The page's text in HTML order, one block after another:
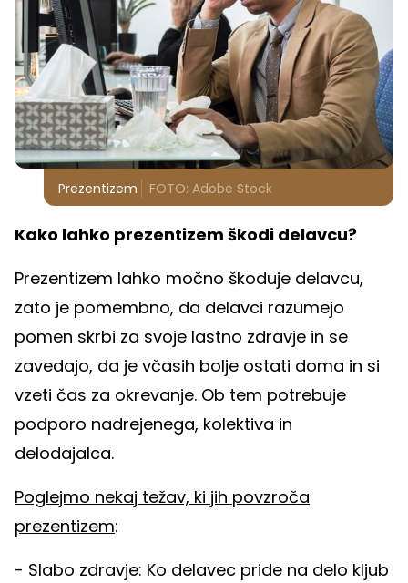
Prezentizem FOTO: Adobe Stock
Kako lahko prezentizem škodi delavcu?
Prezentizem lahko močno škoduje delavcu,
zato je pomembno, da delavci razumejo
pomen skrbi za svoje lastno zdravje in se
zavedajo, da je včasih bolje ostati doma in si
vzeti čas za okrevanje. Ob tem potrebuje
podporo nadrejenega, kolektiva in
delodajalca.
Poglejmo nekaj težav, ki jih povzroča
prezentizem:
- Slabo zdravje: Ko delavec pride na delo kljub